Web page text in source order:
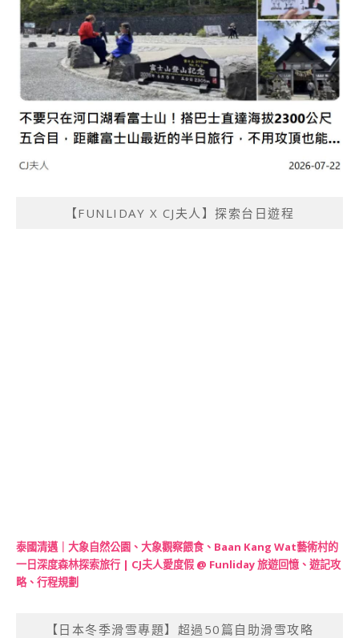
【FUNLIDAY X CJ夫人】探索台日遊程
泰國清邁｜大象自然公園、大象觀察餵食、Baan Kang Wat藝術村的
一日深度森林探索旅行 | CJ夫人愛度假 @ Funliday 旅遊回憶、遊記攻
略、行程規劃
【日本冬季滑雪專題】超過50篇自助滑雪攻略